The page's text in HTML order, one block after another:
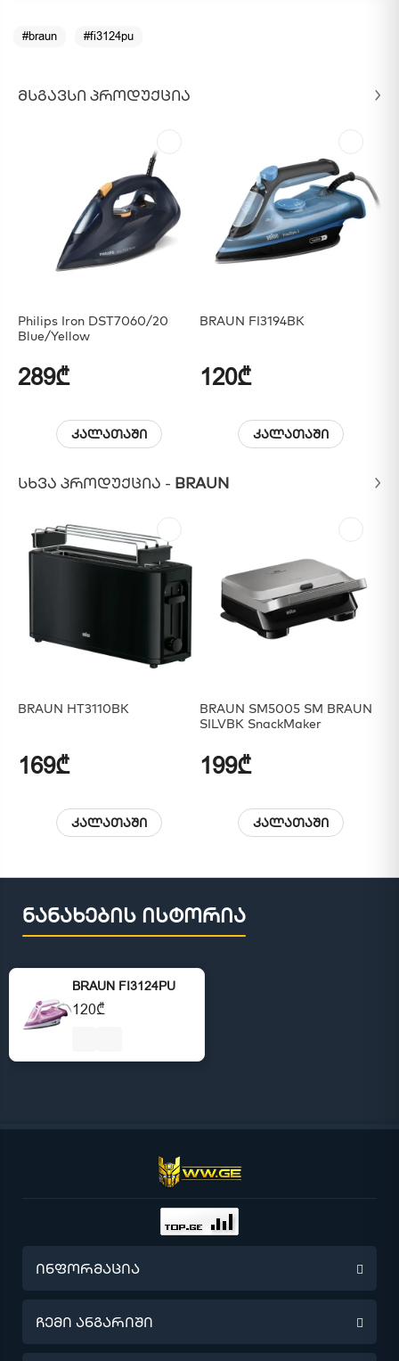
#braun #fi3124pu
ᲛᲡᲒᲐᲕᲡᲘ ᲞᲠᲝᲓᲣᲥᲪᲘᲐ
Philips Iron DST7060/20
Blue/Yellow
289₾
კალათაში
BRAUN FI3194BK
120₾
კალათაში
ᲡᲮᲕᲐ ᲞᲠᲝᲓᲣᲥᲪᲘᲐ - BRAUN
BRAUN HT3110BK
169₾
კალათაში
BRAUN SM5005 SM BRAUN
SILVBK SnackMaker
199₾
კალათაში
ნანახების ისტორია
BRAUN FI3124PU
120₾
ინფორმაცია
წინასწარი შეკვეთა
ჩემი ანგარიში